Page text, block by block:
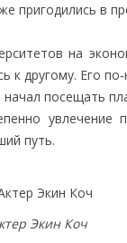
пригодились в
на
Его
посещать
увлечение
путь.
Экин Коч